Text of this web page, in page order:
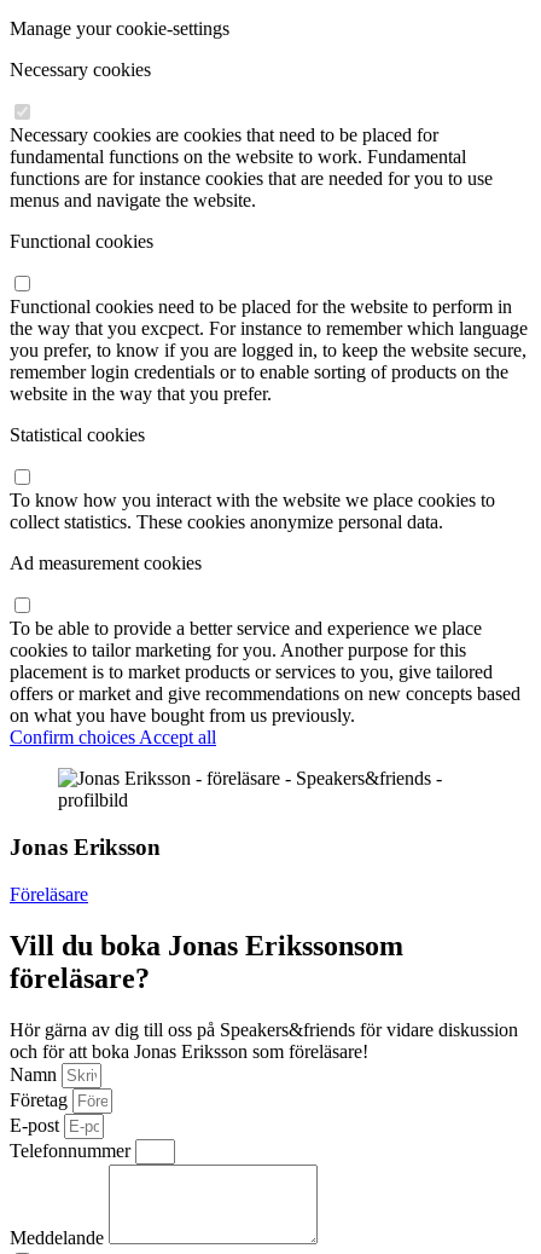
Manage your cookie-settings
Necessary cookies
Necessary cookies are cookies that need to be placed for
fundamental functions on the website to work. Fundamental
functions are for instance cookies that are needed for you to use
menus and navigate the website.
Functional cookies
Functional cookies need to be placed for the website to perform in
the way that you excpect. For instance to remember which language
you prefer, to know if you are logged in, to keep the website secure,
remember login credentials or to enable sorting of products on the
website in the way that you prefer.
Statistical cookies
To know how you interact with the website we place cookies to
collect statistics. These cookies anonymize personal data.
Ad measurement cookies
To be able to provide a better service and experience we place
cookies to tailor marketing for you. Another purpose for this
placement is to market products or services to you, give tailored
offers or market and give recommendations on new concepts based
on what you have bought from us previously.
Confirm choicesAccept all
Jonas Eriksson
Föreläsare
Vill du boka Jonas Erikssonsom
föreläsare?
Hör gärna av dig till oss på Speakers&friends för vidare diskussion
och för att boka Jonas Eriksson som föreläsare!
Namn
Företag
E-post
Telefonnummer
Meddelande